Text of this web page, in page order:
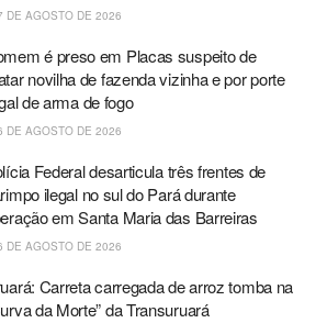
DE AGOSTO DE 2026
é preso em Placas suspeito de
novilha de fazenda vizinha e por porte
de arma de fogo
DE AGOSTO DE 2026
Federal desarticula três frentes de
ilegal no sul do Pará durante
em Santa Maria das Barreiras
DE AGOSTO DE 2026
Carreta carregada de arroz tomba na
da Morte” da Transuruará